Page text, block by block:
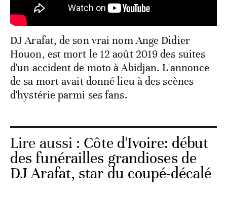
DJ Arafat, de son vrai nom Ange Didier
Houon, est mort le 12 août 2019 des suites
d'un accident de moto à Abidjan. L'annonce
de sa mort avait donné lieu à des scènes
d'hystérie parmi ses fans.
Lire aussi : Côte d'Ivoire: début
des funérailles grandioses de
DJ Arafat, star du coupé-décalé